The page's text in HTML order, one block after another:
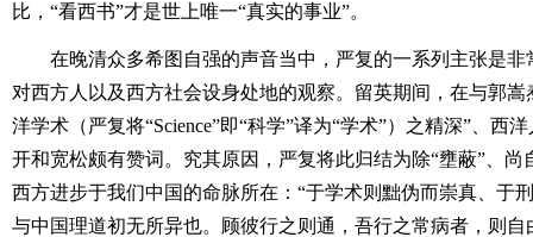
比，“看西书”才是世上唯一“真实的事业”。
在晚清众多希图自强的声音当中，严复的一系列主张是
对西方人以及西方社会设身处地的观察。留英期间，在与郭
洋学术（严复将“Science”即“科学”译为“学术”）之精深”、西
开和宽松颇有赞词。究其原因，严复将此归结为除“壅蔽”、尚
西方进步于我们中国的命脉所在：“于学术则黜伪而崇真、于
与中国理道初无所异也。顾彼行之则通，吾行之常病者，则